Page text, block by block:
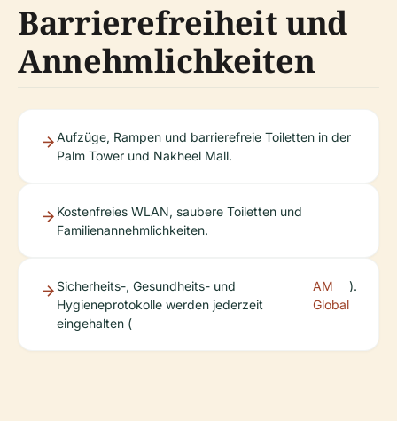
Barrierefreiheit und
Annehmlichkeiten
Aufzüge, Rampen und barrierefreie Toiletten in der
Palm Tower und Nakheel Mall.
Kostenfreies WLAN, saubere Toiletten und
Familienannehmlichkeiten.
Sicherheits-, Gesundheits- und
Hygieneprotokolle werden jederzeit
eingehalten (
AM
Global
).